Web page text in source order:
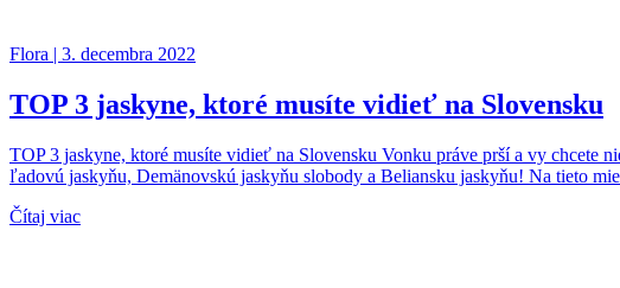
Flora | 3. decembra 2022
TOP 3 jaskyne, ktoré musíte vidieť na Slovensku
TOP 3 jaskyne, ktoré musíte vidieť na Slovensku Vonku práve prší a vy chcete
ľadovú jaskyňu, Demänovskú jaskyňu slobody a Beliansku jaskyňu! Na tieto
Čítaj viac